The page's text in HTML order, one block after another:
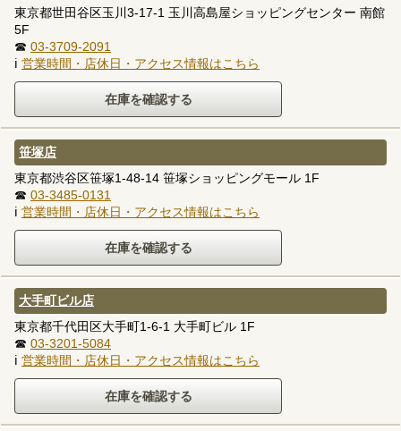
東京都世田谷区玉川3-17-1 玉川高島屋ショッピングセンター 南館
5F
☎ 03-3709-2091
ℹ 営業時間・店休日・アクセス情報はこちら
笹塚店
東京都渋谷区笹塚1-48-14 笹塚ショッピングモール 1F
☎ 03-3485-0131
ℹ 営業時間・店休日・アクセス情報はこちら
大手町ビル店
東京都千代田区大手町1-6-1 大手町ビル 1F
☎ 03-3201-5084
ℹ 営業時間・店休日・アクセス情報はこちら